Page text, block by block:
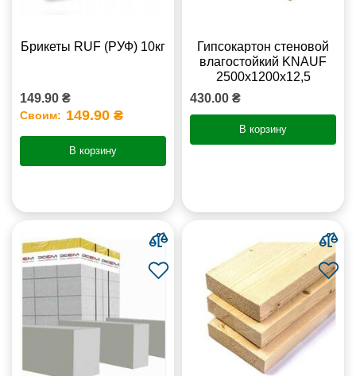
Брикеты RUF (РУФ) 10кг
149.90 ₴
Своим: 149.90 ₴
В корзину
Гипсокартон стеновой
влагостойкий KNAUF
2500х1200х12,5
430.00 ₴
В корзину